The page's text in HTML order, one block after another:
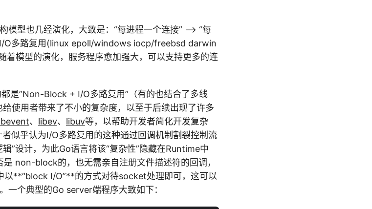
型也几经演化，大致是：“每进程一个连接” –> “每
O多路复用(linux epoll/windows iocp/freebsd darwin
模型的演化，服务程序愈加强大，可以支持更多的连
是”Non-Block + I/O多路复用”（有的也结合了多线
使用者带来了不小的复杂度，以至于后续出现了许多
、 libev、 libuv等，以帮助开发者简化开发复杂
似乎认为I/O多路复用的这种通过回调机制割裂控制流
”设计，为此Go语言将该“复杂性”隐藏在Runtime中
non-block的，也无需亲自注册文件描述符的回调，
以**“block I/O”**的方式对待socket处理即可，这可以
一个典型的Go server端程序大致如下：